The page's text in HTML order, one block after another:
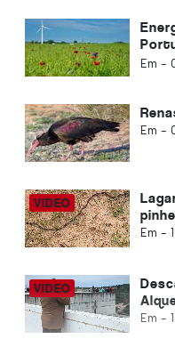
visto
Em -
Em -
Em -
Em -